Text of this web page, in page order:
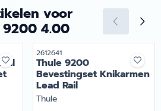
voor
9200 4.00
Artikelnummer
2612641
Thule 9200
Bevestingset Knikarmen
Lead Rail
Merk:
Thule